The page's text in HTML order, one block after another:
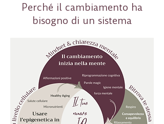
Perché il cambiamento ha
bisogno di un sistema